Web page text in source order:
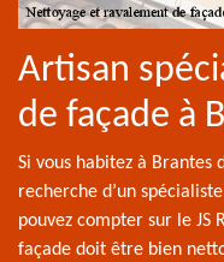
Artisan
de façade à
Si vous habitez à Brantes
recherche d’un
pouvez compter sur le JS
façade doit être bien